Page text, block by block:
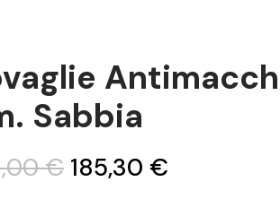
Sabbia
€ 185,30 €